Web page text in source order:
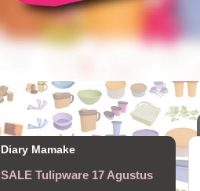
Diary Mamake
SALE Tulipware 17 Agustus